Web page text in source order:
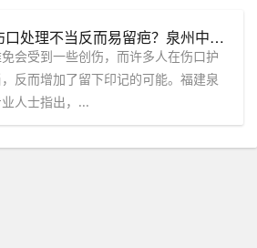
「疤痕预防指南」伤口处理不当反而易留疤？泉州中科皮肤医院分享科学护理方法
会受到一些创伤，而许多人在伤口护
反而增加了留下印记的可能。福建泉
人士指出，...